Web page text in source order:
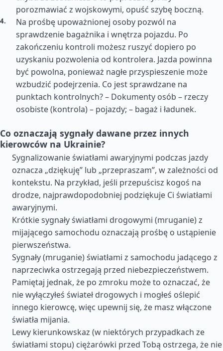
porozmawiać z wojskowymi, opuść szybę boczną.
Na prośbę upoważnionej osoby pozwól na
sprawdzenie bagażnika i wnętrza pojazdu. Po
zakończeniu kontroli możesz ruszyć dopiero po
uzyskaniu pozwolenia od kontrolera. Jazda powinna
być powolna, ponieważ nagłe przyspieszenie może
wzbudzić podejrzenia. Co jest sprawdzane na
punktach kontrolnych? – Dokumenty osób – rzeczy
osobiste (kontrola) – pojazdy; – bagaż i ładunek.
Co oznaczają sygnały dawane przez innych
kierowców na Ukrainie?
Sygnalizowanie światłami awaryjnymi podczas jazdy
oznacza „dziękuję” lub „przepraszam”, w zależności od
kontekstu. Na przykład, jeśli przepuścisz kogoś na
drodze, najprawdopodobniej podziękuje Ci światłami
awaryjnymi.
Krótkie sygnały światłami drogowymi (mruganie) z
mijającego samochodu oznaczają prośbę o ustąpienie
pierwszeństwa.
Sygnały (mruganie) światłami z samochodu jadącego z
naprzeciwka ostrzegają przed niebezpieczeństwem.
Pamiętaj jednak, że po zmroku może to oznaczać, że
nie wyłączyłeś świateł drogowych i mogłeś oślepić
innego kierowcę, więc upewnij się, że masz włączone
światła mijania.
Lewy kierunkowskaz (w niektórych przypadkach ze
światłami stopu) ciężarówki przed Tobą ostrzega, że nie